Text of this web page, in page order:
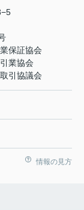
保証協会
業協会
引協議会
情報の見方